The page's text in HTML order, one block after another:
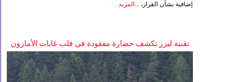
إضافية بشأن القرار، ... المزيد
تقنية ليزر تكشف حضارة مفقودة في قلب غابات الأمازون